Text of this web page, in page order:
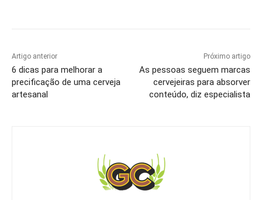
Artigo anterior
6 dicas para melhorar a
precificação de uma cerveja
artesanal
Próximo artigo
As pessoas seguem marcas
cervejeiras para absorver
conteúdo, diz especialista